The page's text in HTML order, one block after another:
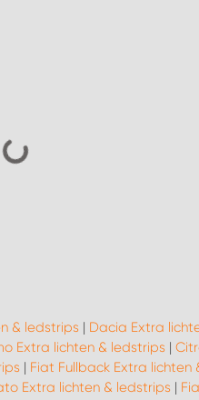
& ledstrips | Dacia Extra
Extra lichten & ledstrips |
| Fiat Fullback Extra lichten
Extra lichten & ledstrips |